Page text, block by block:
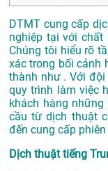
DTMT cung cấp
nghiệp tại với
Chúng tôi hiểu rõ
xác trong bối cảnh
thành như . Với
quy trình làm việc
khách hàng
cầu từ dịch thuật
đến cung cấp
Dịch thuật tiếng